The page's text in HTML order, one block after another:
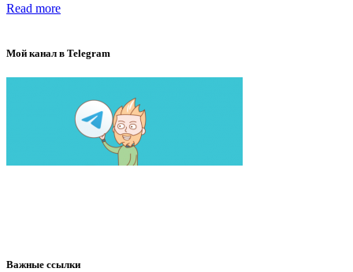
Read more
Мой канал в Telegram
Важные ссылки